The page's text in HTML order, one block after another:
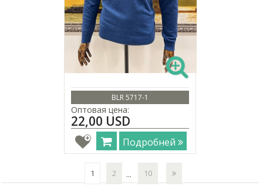
BLR 5717-1
Оптовая цена:
22,00 USD
Подробней
1 2 ... 10